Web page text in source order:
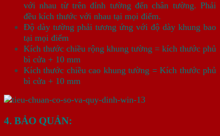
với nhau từ trên đỉnh tường đến chân tường. Phải
đều kích thước với nhau tại mọi điểm.
Độ dày tường phải tương ứng với độ dày khung bao
tại mọi điểm
Kích thước chiều rộng khung tường = kích thước phủ
bì cửa + 10 mm
Kích thước chiều cao khung tường = Kích thước phủ
bì cửa + 10 mm
4. BẢO QUẢN: